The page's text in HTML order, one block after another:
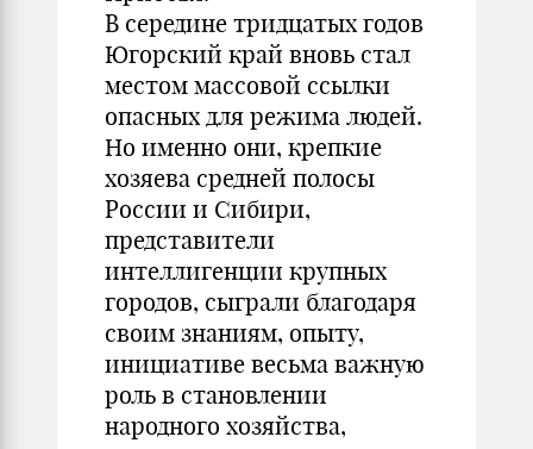
В середине тридцатых годов
Югорский край вновь стал
местом массовой ссылки
опасных для режима людей.
Но именно они, крепкие
хозяева средней полосы
России и Сибири,
представители
интеллигенции крупных
городов, сыграли благодаря
своим знаниям, опыту,
инициативе весьма важную
роль в становлении
народного хозяйства,